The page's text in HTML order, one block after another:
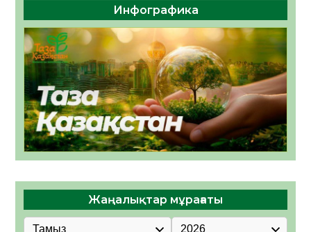
Инфографика
Жаңалықтар мұрағаты